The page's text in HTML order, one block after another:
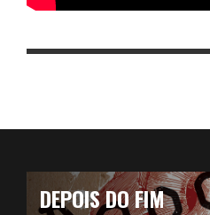
DEPOIS DO FIM